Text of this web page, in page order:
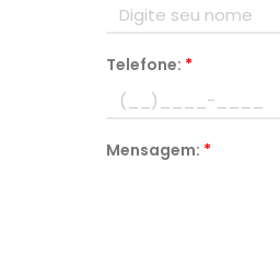
Telefone: *
Mensagem: *